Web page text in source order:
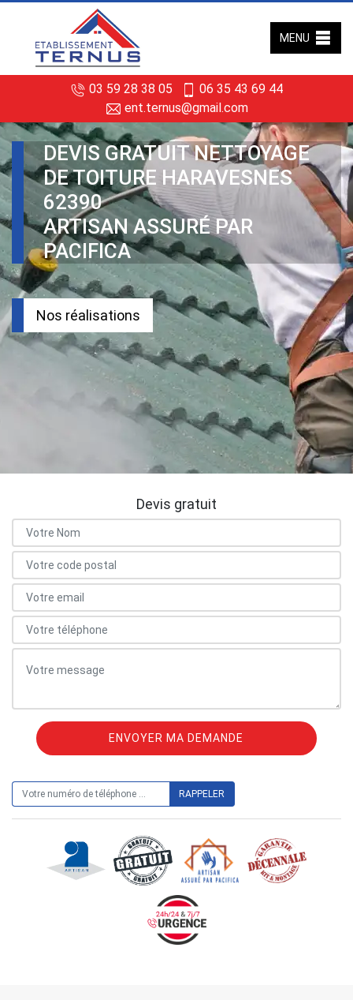
03 59 28 38 05
06 35 43 69 44
ent.ternus@gmail.com
MENU
DEVIS GRATUIT NETTOYAGE
DE TOITURE HARAVESNES
62390
ARTISAN ASSURÉ PAR
PACIFICA
Nos réalisations
Devis gratuit